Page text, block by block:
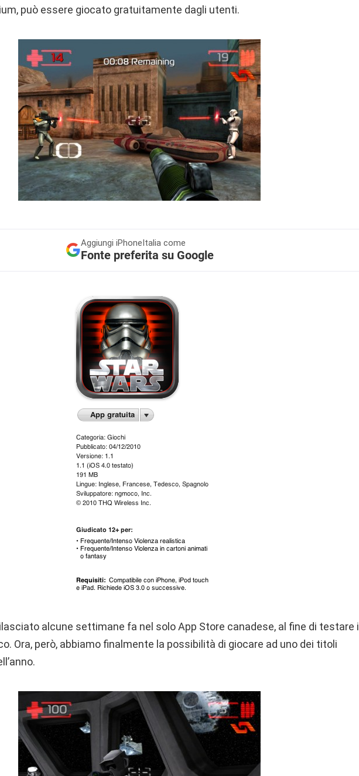
può essere giocato gratuitamente dagli utenti.
Aggiungi iPhoneItalia come
Fonte preferita su Google
alcune settimane fa nel solo App Store canadese, al fine di testare i
Ora, però, abbiamo finalmente la possibilità di giocare ad uno dei titoli